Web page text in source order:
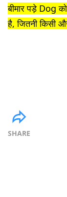
बीमार पड़े Dog
है, जितनी किसी
SHARE